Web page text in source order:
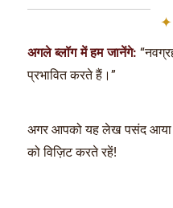
अगले ब्लॉग में हम जानेंगे:
प्रभावित करते हैं।”
अगर आपको यह लेख पसंद आया
को विज़िट करते रहें!